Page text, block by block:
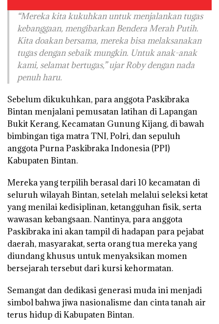
“Mereka kita kukuhkan untuk menjalankan tugas
kebanggaan, mengibarkan Bendera Merah Putih.
Kita doakan bersama, mereka bisa melaksanakan
tugas dengan sebaik mungkin. Untuk anak-anak
kami, selamat bertugas,” ujar Roby dengan nada
penuh haru.
Sebelum dikukuhkan, para anggota Paskibraka
Bintan menjalani pemusatan latihan di Lapangan
Bukit Kerang, Kecamatan Gunung Kijang, di bawah
bimbingan tiga matra TNI, Polri, dan sepuluh
anggota Purna Paskibraka Indonesia (PPI)
Kabupaten Bintan.
Mereka yang terpilih berasal dari 10 kecamatan di
seluruh wilayah Bintan, setelah melalui seleksi ketat
yang menilai kedisiplinan, ketangguhan fisik, serta
wawasan kebangsaan. Nantinya, para anggota
Paskibraka ini akan tampil di hadapan para pejabat
daerah, masyarakat, serta orang tua mereka yang
diundang khusus untuk menyaksikan momen
bersejarah tersebut dari kursi kehormatan.
Semangat dan dedikasi generasi muda ini menjadi
simbol bahwa jiwa nasionalisme dan cinta tanah air
terus hidup di Kabupaten Bintan.